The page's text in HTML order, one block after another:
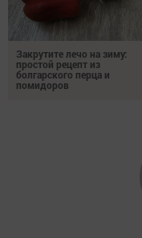
Закрутите лечо на зиму:
простой рецепт из
болгарского перца и
помидоров